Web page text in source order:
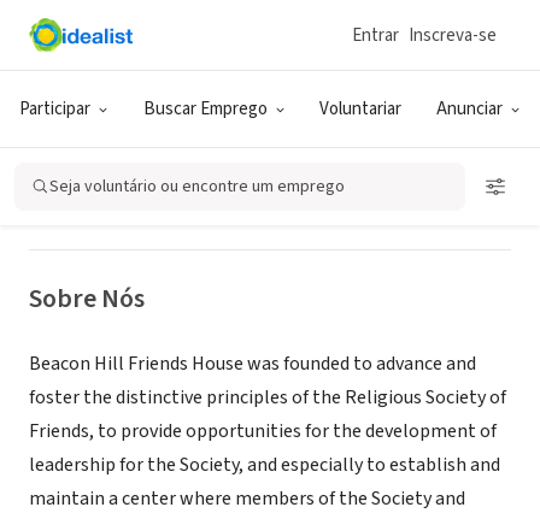
Participar Buscar Emprego Voluntariar Anunciar
Entrar Inscreva-se
Seja voluntário ou encontre um emprego
ONG (SETOR SOCIAL)
Beacon Hill Friends House
Sobre Nós
Beacon Hill Friends House was founded to advance and
foster the distinctive principles of the Religious Society of
Friends, to provide opportunities for the development of
leadership for the Society, and especially to establish and
maintain a center where members of the Society and